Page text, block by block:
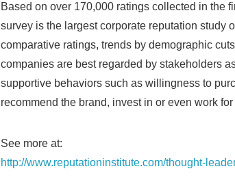
Based on over 170,000 ratings collected in the
survey is the largest corporate reputation study
comparative ratings, trends by demographic
companies are best regarded by stakeholders
supportive behaviors such as willingness to
recommend the brand, invest in or even work
See more at:
http://www.reputationinstitute.com/thought-